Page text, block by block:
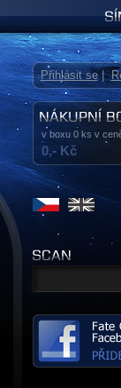
v boxu 0 ks v
0,- Kč
Přihlásit se|